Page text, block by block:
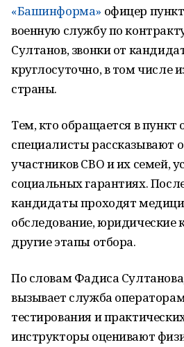
«Башинформа» офицер
военную службу по
Султанов, звонки от
круглосуточно, в том числе
страны.
Тем, кто обращается в пункт
специалисты рассказывают
участников СВО и их семей,
социальных гарантиях.
кандидаты проходят
обследование, юридические
другие этапы отбора.
По словам Фадиса
вызывает служба
тестирования и
инструкторы оценивают